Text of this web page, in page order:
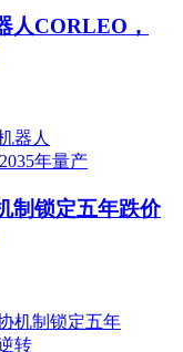
人CORLEO，
制锁定五年跌价